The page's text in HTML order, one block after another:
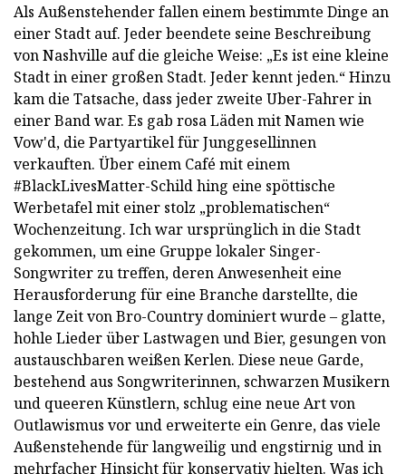
Als Außenstehender fallen einem bestimmte Dinge an
einer Stadt auf. Jeder beendete seine Beschreibung
von Nashville auf die gleiche Weise: „Es ist eine kleine
Stadt in einer großen Stadt. Jeder kennt jeden.“ Hinzu
kam die Tatsache, dass jeder zweite Uber-Fahrer in
einer Band war. Es gab rosa Läden mit Namen wie
Vow'd, die Partyartikel für Junggesellinnen
verkauften. Über einem Café mit einem
#BlackLivesMatter-Schild hing eine spöttische
Werbetafel mit einer stolz „problematischen“
Wochenzeitung. Ich war ursprünglich in die Stadt
gekommen, um eine Gruppe lokaler Singer-
Songwriter zu treffen, deren Anwesenheit eine
Herausforderung für eine Branche darstellte, die
lange Zeit von Bro-Country dominiert wurde – glatte,
hohle Lieder über Lastwagen und Bier, gesungen von
austauschbaren weißen Kerlen. Diese neue Garde,
bestehend aus Songwriterinnen, schwarzen Musikern
und queeren Künstlern, schlug eine neue Art von
Outlawismus vor und erweiterte ein Genre, das viele
Außenstehende für langweilig und engstirnig und in
mehrfacher Hinsicht für konservativ hielten. Was ich